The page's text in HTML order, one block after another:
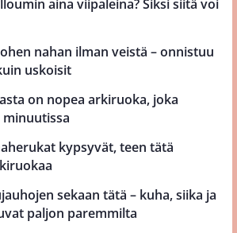
aina viipaleina? Siksi siitä voi
nahan ilman veistä – onnistuu
uskoisit
on nopea arkiruoka, joka
kypsyvät, teen tätä
sekaan tätä – kuha, siika ja
paljon paremmilta